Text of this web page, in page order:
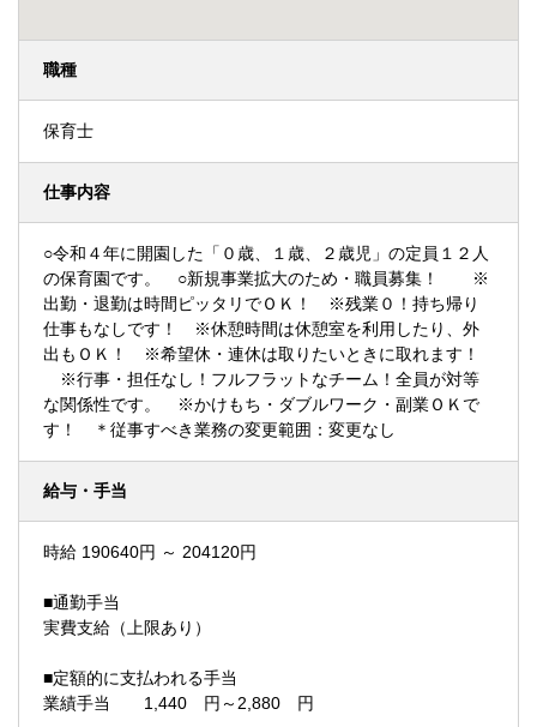
職種
保育士
仕事内容
○令和４年に開園した「０歳、１歳、２歳児」の定員１２人
の保育園です。 ○新規事業拡大のため・職員募集！ ※
出勤・退勤は時間ピッタリでＯＫ！ ※残業０！持ち帰り
仕事もなしです！ ※休憩時間は休憩室を利用したり、外
出もＯＫ！ ※希望休・連休は取りたいときに取れます！
※行事・担任なし！フルフラットなチーム！全員が対等
な関係性です。 ※かけもち・ダブルワーク・副業ＯＫで
す！ ＊従事すべき業務の変更範囲：変更なし
給与・手当
時給 190640円 ～ 204120円
■通勤手当
実費支給（上限あり）
■定額的に支払われる手当
業績手当 1,440 円～2,880 円